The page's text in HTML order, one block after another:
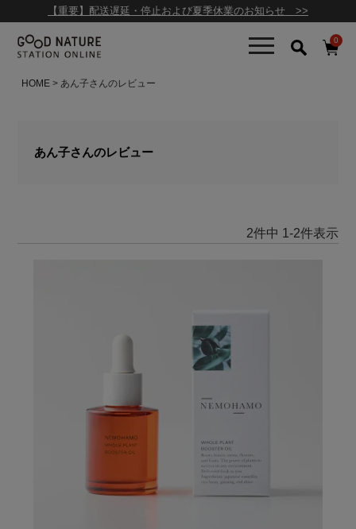
【重要】配送遅延・停止および夏季休業のお知らせ >>
0
HOME あん子さんのレビュー
あん子さんのレビュー
2件中 1 -2件表示